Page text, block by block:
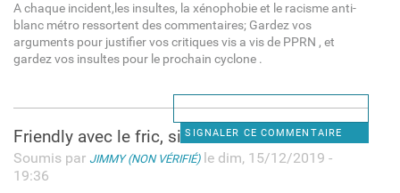
A chaque incident,les insultes, la xénophobie et le racisme anti-
blanc métro ressortent des commentaires; Gardez vos
arguments pour justifier vos critiques vis a vis de PPRN , et
gardez vos insultes pour le prochain cyclone .
SIGNALER CE COMMENTAIRE
Friendly avec le fric, sinon
Soumis par JIMMY (NON VÉRIFIÉ)le dim, 15/12/2019 -
19:36